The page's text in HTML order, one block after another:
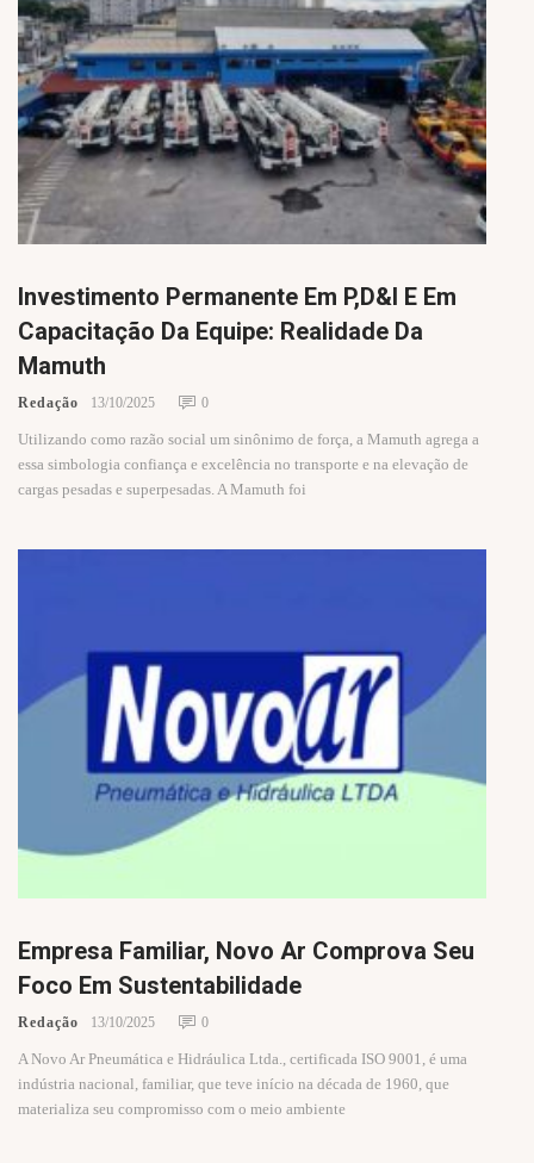
Investimento Permanente Em P,D&I E Em
Capacitação Da Equipe: Realidade Da
Mamuth
Redação 13/10/2025 0
Utilizando como razão social um sinônimo de força, a Mamuth agrega a
essa simbologia confiança e excelência no transporte e na elevação de
cargas pesadas e superpesadas. A Mamuth foi
Empresa Familiar, Novo Ar Comprova Seu
Foco Em Sustentabilidade
Redação 13/10/2025 0
A Novo Ar Pneumática e Hidráulica Ltda., certificada ISO 9001, é uma
indústria nacional, familiar, que teve início na década de 1960, que
materializa seu compromisso com o meio ambiente